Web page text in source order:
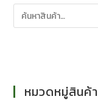
หมวดหมู่สินค้า